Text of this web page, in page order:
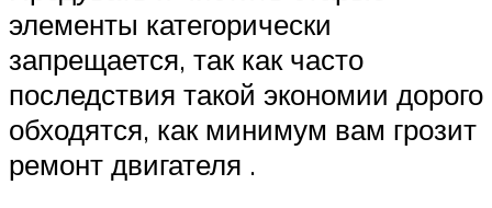
элементы категорически
запрещается, так как часто
последствия такой экономии дорого
обходятся, как минимум вам грозит
ремонт двигателя .